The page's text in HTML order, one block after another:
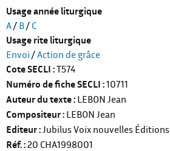
Usage année liturgique
A/ B/ C
Usage rite liturgique
Envoi /Action de grâce
Cote SECLI T574
Numéro de fiche SECLI 10711
Auteur du texte LEBON Jean
Compositeur LEBON Jean
Editeur Jubilus Voix nouvelles Éditions
Réf. 20 CHA1998001